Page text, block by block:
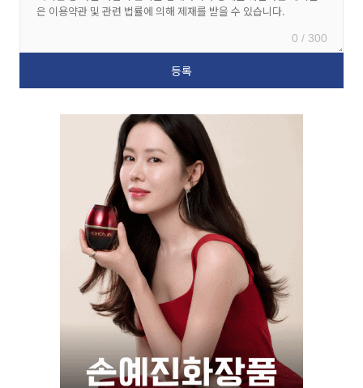
0 / 300